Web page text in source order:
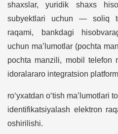
shaxslar, yuridik shaxs
subyektlari uchun — soliq
raqami, bankdagi
uchun ma’lumotlar (pochta
pochta manzili, mobil telefon
idoralararo integratsion
ro‘yxatdan o‘tish ma’lumotlari
identifikatsiyalash elektron
oshirilishi.